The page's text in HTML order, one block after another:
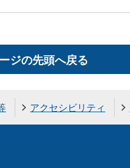
ジの先頭へ戻る
アクセシビリティ